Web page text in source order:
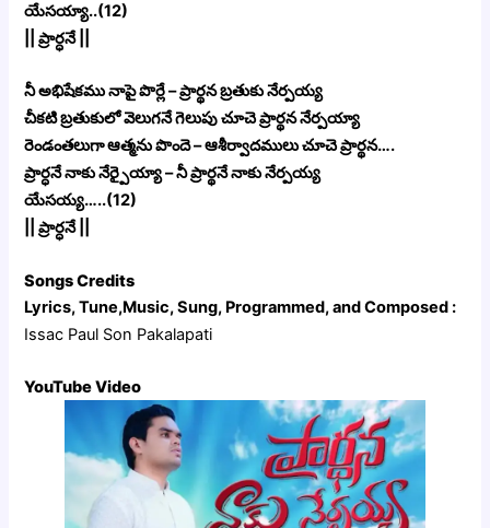
యేసయ్యా..(12)
|| ప్రార్ధనే ||
నీ అభిషేకము నాపై పొర్లే – ప్రార్థన బ్రతుకు నేర్పయ్య
చీకటి బ్రతుకులో వెలుగనే గెలుపు చూచె ప్రార్థన నేర్పయ్యా
రెండంతలుగా ఆత్మను పొందె – ఆశీర్వాదములు చూచె ప్రార్థన….
ప్రార్ధనే నాకు నేర్పైయ్యా – నీ ప్రార్థనే నాకు నేర్పయ్య
యేసయ్య…..(12)
|| ప్రార్ధనే ||
Songs Credits
Lyrics, Tune,Music, Sung, Programmed, and Composed :
Issac Paul Son Pakalapati
YouTube Video